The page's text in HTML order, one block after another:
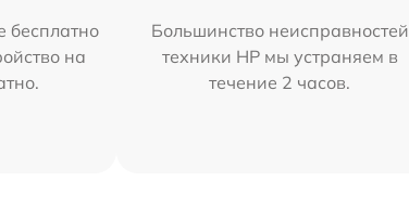
бесплатно
на
Большинство неисправностей
техники HP мы устраняем в
течение 2 часов.